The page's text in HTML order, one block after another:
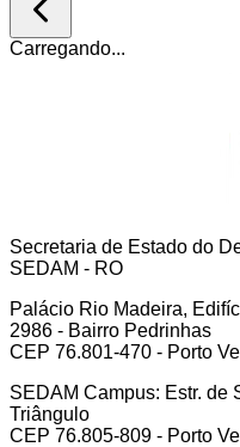
Carregando...
Secretaria de Estado do
SEDAM - RO
Palácio Rio Madeira,
2986 - Bairro Pedrinhas
CEP 76.801-470 - Porto
SEDAM Campus: Estr. de
Triângulo
CEP 76.805-809 - Porto